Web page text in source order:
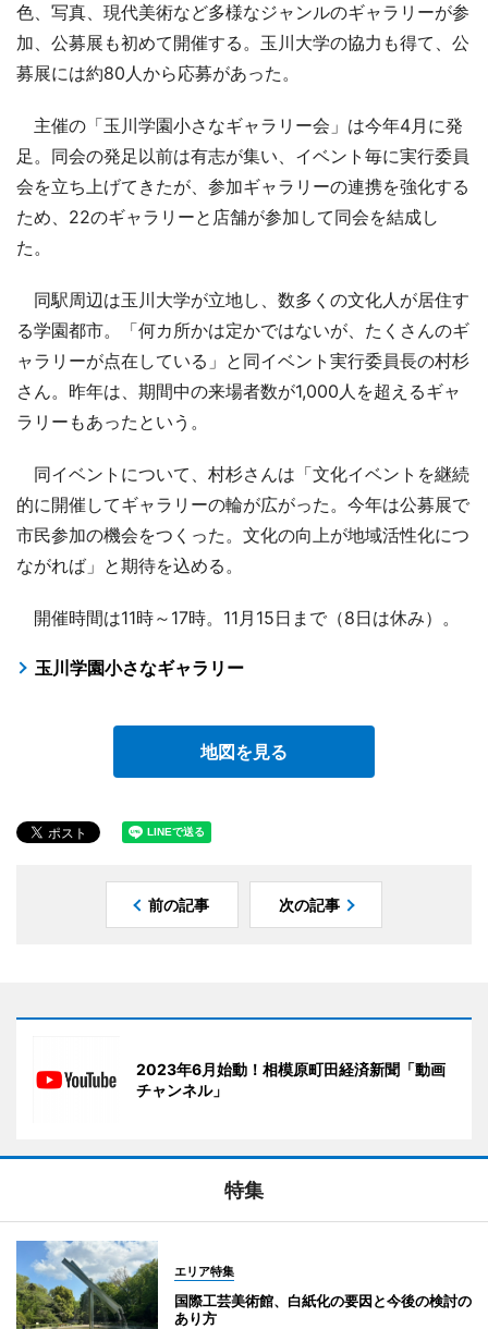
色、写真、現代美術など多様なジャンルのギャラリーが参
加、公募展も初めて開催する。玉川大学の協力も得て、公
募展には約80人から応募があった。
主催の「玉川学園小さなギャラリー会」は今年4月に発
足。同会の発足以前は有志が集い、イベント毎に実行委員
会を立ち上げてきたが、参加ギャラリーの連携を強化する
ため、22のギャラリーと店舗が参加して同会を結成し
た。
同駅周辺は玉川大学が立地し、数多くの文化人が居住す
る学園都市。「何カ所かは定かではないが、たくさんのギ
ャラリーが点在している」と同イベント実行委員長の村杉
さん。昨年は、期間中の来場者数が1,000人を超えるギャ
ラリーもあったという。
同イベントについて、村杉さんは「文化イベントを継続
的に開催してギャラリーの輪が広がった。今年は公募展で
市民参加の機会をつくった。文化の向上が地域活性化につ
ながれば」と期待を込める。
開催時間は11時～17時。11月15日まで（8日は休み）。
玉川学園小さなギャラリー
地図を見る
前の記事 次の記事
2023年6月始動！相模原町田経済新聞「動画
チャンネル」
特集
エリア特集
国際工芸美術館、白紙化の要因と今後の検討の
あり方